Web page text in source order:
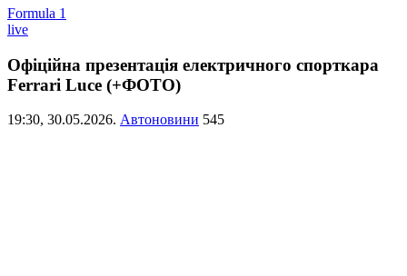
Formula 1
live
Офіційна презентація електричного спорткара
Ferrari Luce (+ФОТО)
19:30, 30.05.2026. Автоновини 545